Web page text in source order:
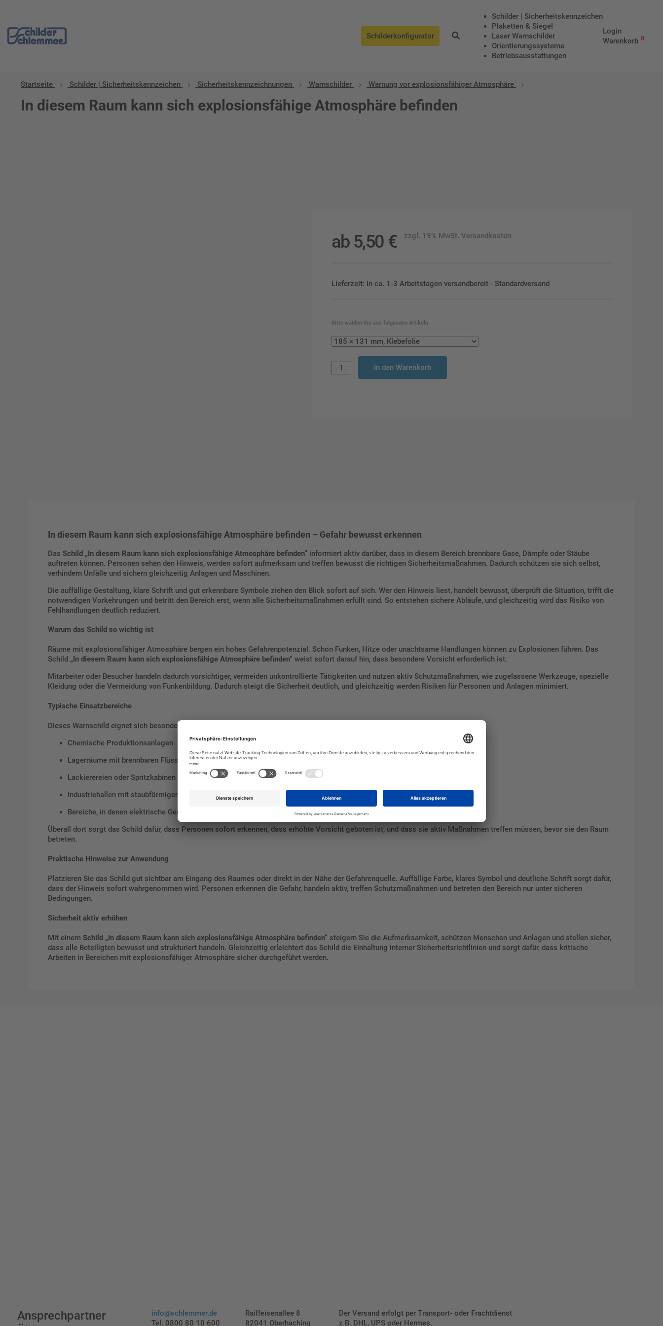
Schilderkonfigurator
Schilder | Sicherheitskennzeichen
Plaketten & Siegel
Laser Warnschilder
Orientierungssysteme
Betriebs­aus­stattungen
Login
Warenkorb 0
Startseite Schilder | Sicherheitskennzeichen Sicherheitskennzeichnungen Warnschilder Warnung vor explosionsfähiger Atmosphäre
In diesem Raum kann sich explosionsfähige Atmosphäre befinden
ab 5,50 € zzgl. 19% MwSt.Versandkosten
Lieferzeit: in ca. 1-3 Arbeitstagen versandbereit - Standardversand
Bitte wählen Sie aus folgenden Artikeln
In den Warenkorb
In diesem Raum kann sich explosionsfähige Atmosphäre befinden – Gefahr bewusst erkennen
Das Schild „In diesem Raum kann sich explosionsfähige Atmosphäre befinden“ informiert aktiv darüber, dass in diesem Bereich brennbare Gase, Dämpfe oder Stäube
auftreten können. Personen sehen den Hinweis, werden sofort aufmerksam und treffen bewusst die richtigen Sicherheitsmaßnahmen. Dadurch schützen sie sich selbst,
verhindern Unfälle und sichern gleichzeitig Anlagen und Maschinen.
Die auffällige Gestaltung, klare Schrift und gut erkennbare Symbole ziehen den Blick sofort auf sich. Wer den Hinweis liest, handelt bewusst, überprüft die Situation, trifft die
notwendigen Vorkehrungen und betritt den Bereich erst, wenn alle Sicherheitsmaßnahmen erfüllt sind. So entstehen sichere Abläufe, und gleichzeitig wird das Risiko von
Fehlhandlungen deutlich reduziert.
Warum das Schild so wichtig ist
Räume mit explosionsfähiger Atmosphäre bergen ein hohes Gefahrenpotenzial. Schon Funken, Hitze oder unachtsame Handlungen können zu Explosionen führen. Das
Schild „In diesem Raum kann sich explosionsfähige Atmosphäre befinden“ weist sofort darauf hin, dass besondere Vorsicht erforderlich ist.
Mitarbeiter oder Besucher handeln dadurch vorsichtiger, vermeiden unkontrollierte Tätigkeiten und nutzen aktiv Schutzmaßnahmen, wie zugelassene Werkzeuge, spezielle
Kleidung oder die Vermeidung von Funkenbildung. Dadurch steigt die Sicherheit deutlich, und gleichzeitig werden Risiken für Personen und Anlagen minimiert.
Typische Einsatzbereiche
Dieses Warnschild eignet sich besonders für:
Chemische Produktionsanlagen
Lagerräume mit brennbaren Flüssigkeiten oder Gasen
Lackierereien oder Spritzkabinen
Industriehallen mit staubförmigen oder gasförmigen Brennstoffen
Bereiche, in denen elektrische Geräte Funken verursachen können
Überall dort sorgt das Schild dafür, dass Personen sofort erkennen, dass erhöhte Vorsicht geboten ist, und dass sie aktiv Maßnahmen treffen müssen, bevor sie den Raum
betreten.
Praktische Hinweise zur Anwendung
Platzieren Sie das Schild gut sichtbar am Eingang des Raumes oder direkt in der Nähe der Gefahrenquelle. Auffällige Farbe, klares Symbol und deutliche Schrift sorgt dafür,
dass der Hinweis sofort wahrgenommen wird. Personen erkennen die Gefahr, handeln aktiv, treffen Schutzmaßnahmen und betreten den Bereich nur unter sicheren
Bedingungen.
Sicherheit aktiv erhöhen
Mit einem Schild „In diesem Raum kann sich explosionsfähige Atmosphäre befinden“ steigern Sie die Aufmerksamkeit, schützen Menschen und Anlagen und stellen sicher,
dass alle Beteiligten bewusst und strukturiert handeln. Gleichzeitig erleichtert das Schild die Einhaltung interner Sicherheitsrichtlinien und sorgt dafür, dass kritische
Arbeiten in Bereichen mit explosionsfähiger Atmosphäre sicher durchgeführt werden.
Ansprechpartner
info@schlemmer.de
Tel. 0800 80 10 600
Raiffeisenallee 8
82041 Oberhaching
Der Versand erfolgt per Transport- oder Frachtdienst
z.B. DHL, UPS oder Hermes.